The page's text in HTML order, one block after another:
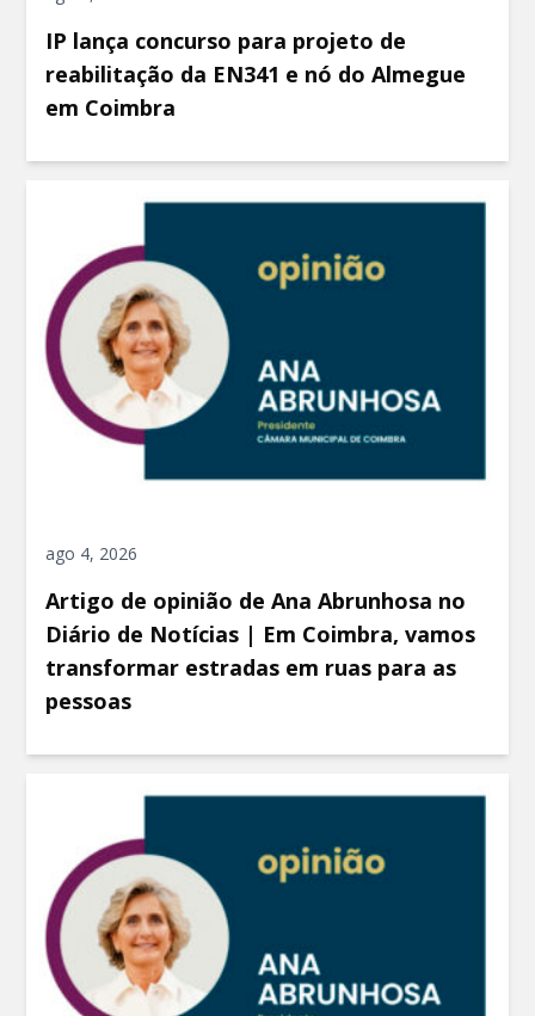
IP lança concurso para projeto de
reabilitação da EN341 e nó do Almegue
em Coimbra
ago 4, 2026
Artigo de opinião de Ana Abrunhosa no
Diário de Notícias | Em Coimbra, vamos
transformar estradas em ruas para as
pessoas